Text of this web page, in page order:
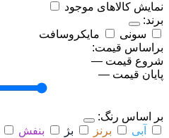
نمایش کالاهای موجود
برند:
سونی
مایکروسافت
براساس قیمت:
شروع قیمت —
پایان قیمت —
بر اساس رنگ:
آبی
برنز بژ بنفش